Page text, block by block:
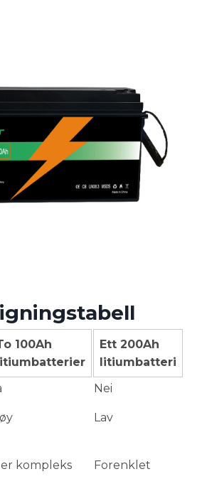
100Ah
litiumbatterier
Ett 200Ah
litiumbatteri
Nei
Lav
kompleks Forenklet